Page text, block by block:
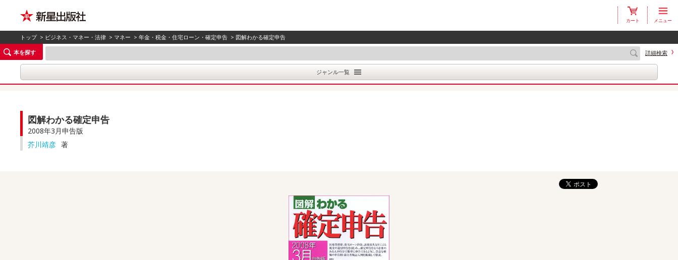
カート メニュー
トップ > ビジネス・マネー・法律 > マネー >年金・税金・住宅ローン・確定申告 > 図解わかる確定申告
本を探す
詳細検索
ジャンル一覧
図解わかる確定申告
2008年3月申告版
芥川靖彦 著